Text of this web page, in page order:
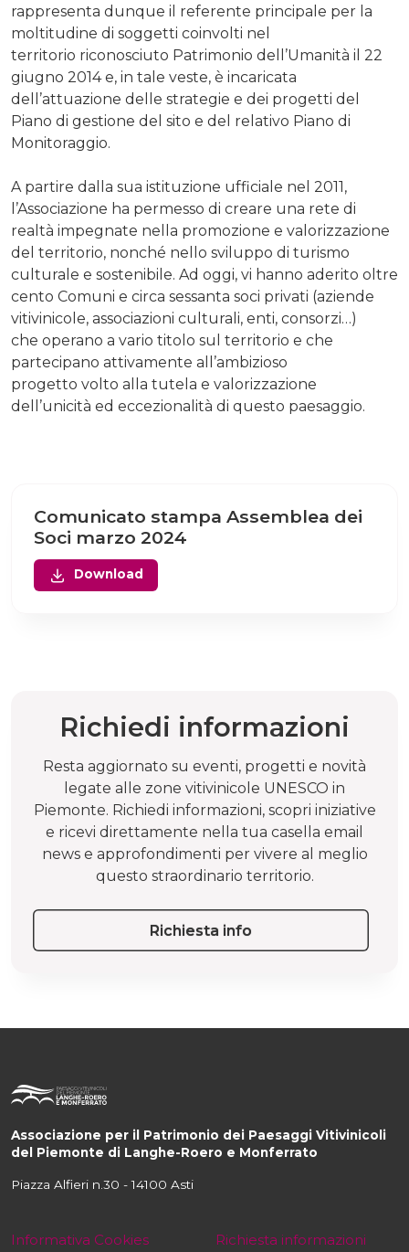
rappresenta dunque il referente principale per la
moltitudine di soggetti coinvolti nel
territorio riconosciuto Patrimonio dell’Umanità il 22
giugno 2014 e, in tale veste, è incaricata
dell’attuazione delle strategie e dei progetti del
Piano di gestione del sito e del relativo Piano di
Monitoraggio.
A partire dalla sua istituzione ufficiale nel 2011,
l’Associazione ha permesso di creare una rete di
realtà impegnate nella promozione e valorizzazione
del territorio, nonché nello sviluppo di turismo
culturale e sostenibile. Ad oggi, vi hanno aderito oltre
cento Comuni e circa sessanta soci privati (aziende
vitivinicole, associazioni culturali, enti, consorzi…)
che operano a vario titolo sul territorio e che
partecipano attivamente all’ambizioso
progetto volto alla tutela e valorizzazione
dell’unicità ed eccezionalità di questo paesaggio.
Comunicato stampa Assemblea dei
Soci marzo 2024
Download
Richiedi informazioni
Resta aggiornato su eventi, progetti e novità
legate alle zone vitivinicole UNESCO in
Piemonte. Richiedi informazioni, scopri iniziative
e ricevi direttamente nella tua casella email
news e approfondimenti per vivere al meglio
questo straordinario territorio.
Richiesta info
Associazione per il Patrimonio dei Paesaggi Vitivinicoli
del Piemonte di Langhe-Roero e Monferrato
Piazza Alfieri n.30 - 14100 Asti
Informativa Cookies Richiesta informazioni